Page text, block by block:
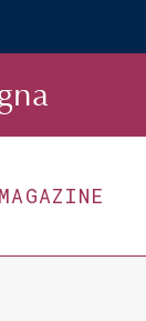
MAGAZINE